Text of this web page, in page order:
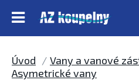
Úvod
Vany a vanové
Asymetrické vany